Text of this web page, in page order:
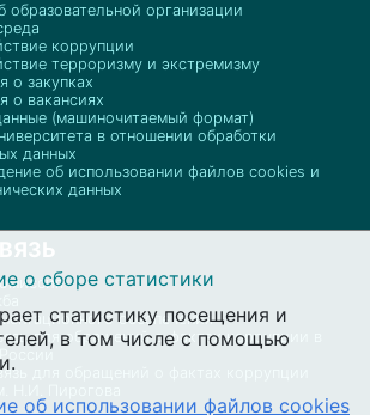
образовательной организации
коррупции
терроризму и экстремизму
о закупках
о вакансиях
(машиночитаемый формат)
в отношении обработки
данных
об использовании файлов cookies и
данных
обеспечения
для обращений о фактах коррупции в
для обращений о фактах коррупции
о сборе статистики
статистику посещения и
в том числе с помощью
об использовании файлов cookies